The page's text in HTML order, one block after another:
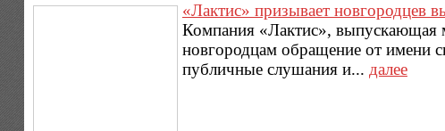
«Лактис» призывает новгородцев
Компания «Лактис», выпускающая
новгородцам обращение от имени
публичные слушания и... далее